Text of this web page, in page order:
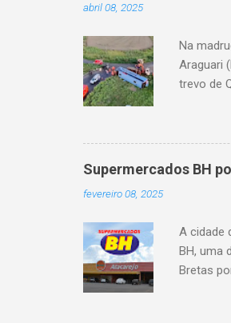
abril 08, 2025
Na
Araguari
trevo de
oito
Supermercados BH
fevereiro 08, 2025
A cidade
BH, uma
Bretas